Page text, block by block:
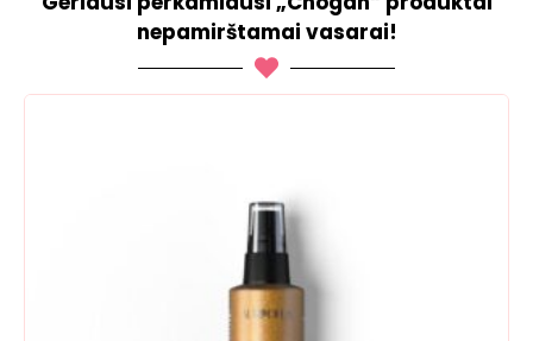
nepamirštamai vasarai!